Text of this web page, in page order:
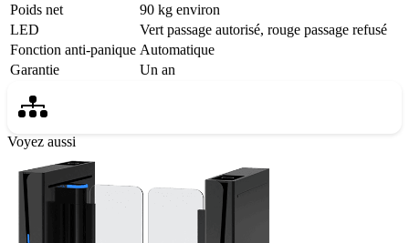
Poids net
90 kg environ
LED
Vert passage autorisé, rouge passage refusé
Fonction anti-panique Automatique
Garantie
Un an
Voyez aussi